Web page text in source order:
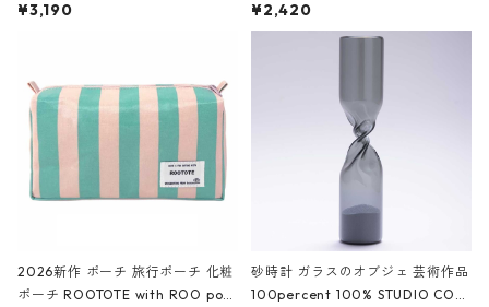
ファスナーポーチ 撥水加工 トラベ
ーガンディー、オフホワイト
¥3,190
大きめ 撥水加工 収納ポーチ CRO
CODILE/Black クロコダイル/ブラ
¥2,420
2026新作 ポーチ 旅行ポーチ 化粧
ポーチ ROOTOTE with ROO pou
砂時計 ガラスのオブジェ 芸術作品
100percent 100% STUDIO COH